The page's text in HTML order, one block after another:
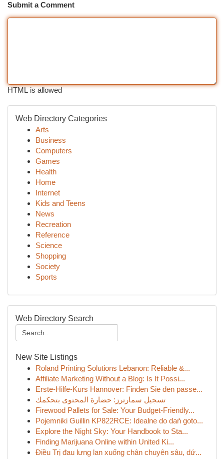
Submit a Comment
HTML is allowed
Web Directory Categories
Arts
Business
Computers
Games
Health
Home
Internet
Kids and Teens
News
Recreation
Reference
Science
Shopping
Society
Sports
Web Directory Search
New Site Listings
Roland Printing Solutions Lebanon: Reliable &...
Affiliate Marketing Without a Blog: Is It Possi...
Erste-Hilfe-Kurs Hannover: Finden Sie den passe...
تسجيل سمارترز: حضارة المحتوى بتحكمك
Firewood Pallets for Sale: Your Budget-Friendly...
Pojemniki Guillin KP822RCE: Idealne do dań goto...
Explore the Night Sky: Your Handbook to Sta...
Finding Marijuana Online within United Ki...
Điều Trị đau lưng lan xuống chân chuyên sâu, dứ...